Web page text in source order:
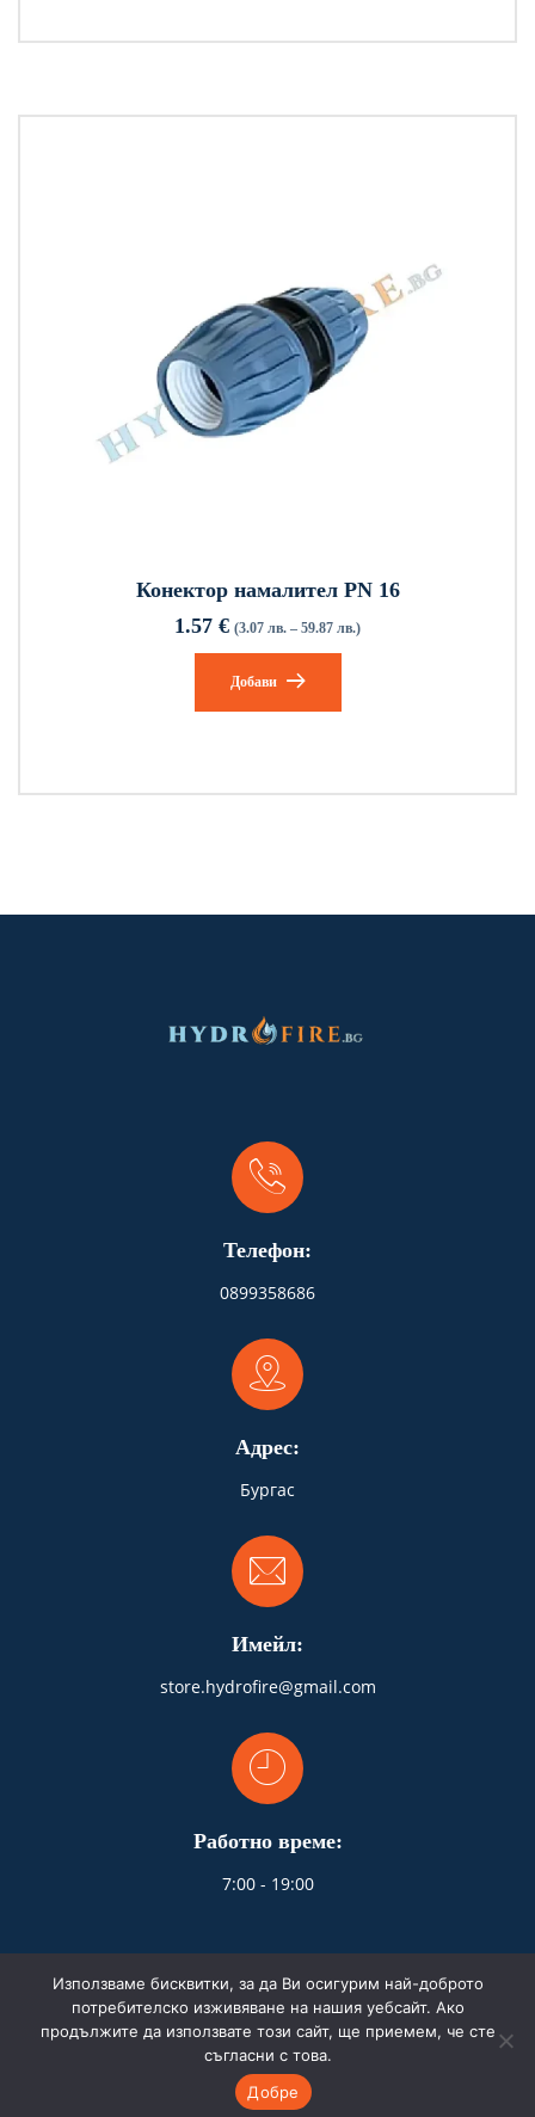
Конектор намалител PN 16
1.57 € (3.07 лв. – 59.87 лв.)
Добави
Телефон:
0899358686
Адрес:
Бургас
Имейл:
store.hydrofire@gmail.com
Работно време:
7:00 - 19:00
© 2026 HydroFire.bg. Всички права запазени.
Изработка на сайта от webselo.com™
Използваме бисквитки, за да Ви осигурим най-доброто
потребителско изживяване на нашия уебсайт. Ако
продължите да използвате този сайт, ще приемем, че сте
съгласни с това.
Добре